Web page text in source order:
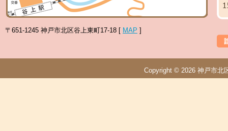
〒651-1245 神戸市北区谷上東町17-18 [ MAP ]
Copyright © 2026 神戸市北